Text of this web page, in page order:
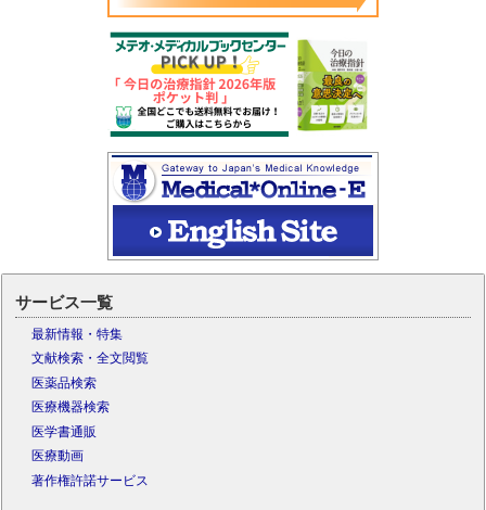
サービス一覧
最新情報・特集
文献検索・全文閲覧
医薬品検索
医療機器検索
医学書通販
医療動画
著作権許諾サービス